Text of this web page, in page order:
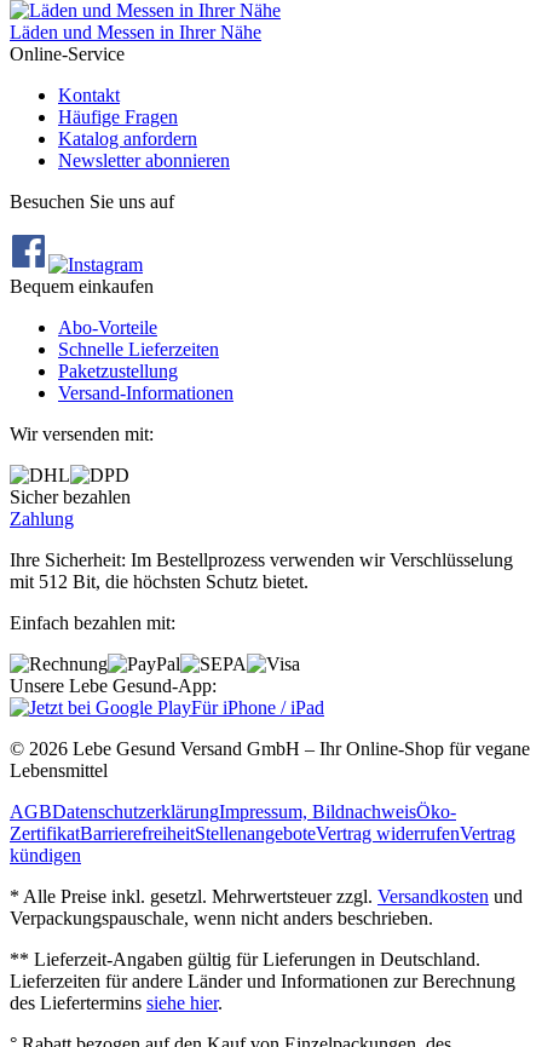
Läden und Messen in Ihrer Nähe
Online-Service
Kontakt
Häufige Fragen
Katalog anfordern
Newsletter abonnieren
Besuchen Sie uns auf
Bequem einkaufen
Abo‐Vorteile
Schnelle Lieferzeiten
Paketzustellung
Versand‐Informationen
Wir versenden mit:
Sicher bezahlen
Zahlung
Ihre Sicherheit: Im Bestellprozess verwenden wir Verschlüsselung
mit 512 Bit, die höchsten Schutz bietet.
Einfach bezahlen mit:
Unsere Lebe Gesund-App:
Für iPhone / iPad
© 2026 Lebe Gesund Versand GmbH – Ihr Online‐Shop für vegane
Lebensmittel
AGBDatenschutzerklärungImpressum, BildnachweisÖko‐
ZertifikatBarrierefreiheitStellenangeboteVertrag widerrufenVertrag
kündigen
* Alle Preise inkl. gesetzl. Mehrwertsteuer zzgl. Versandkosten und
Verpackungspauschale, wenn nicht anders beschrieben.
** Lieferzeit‐Angaben gültig für Lieferungen in Deutschland.
Lieferzeiten für andere Länder und Informationen zur Berechnung
des Liefertermins siehe hier.